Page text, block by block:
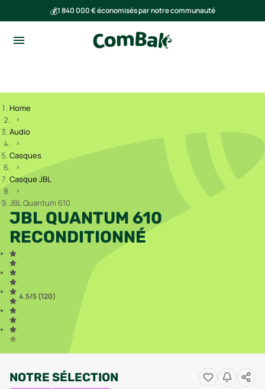
💰1 840 000 € économisés par notre communauté
Home
Audio
Casques
Casque JBL
JBL Quantum 610
JBL QUANTUM 610
RECONDITIONNÉ
4.5/5 (120)
NOTRE SÉLECTION